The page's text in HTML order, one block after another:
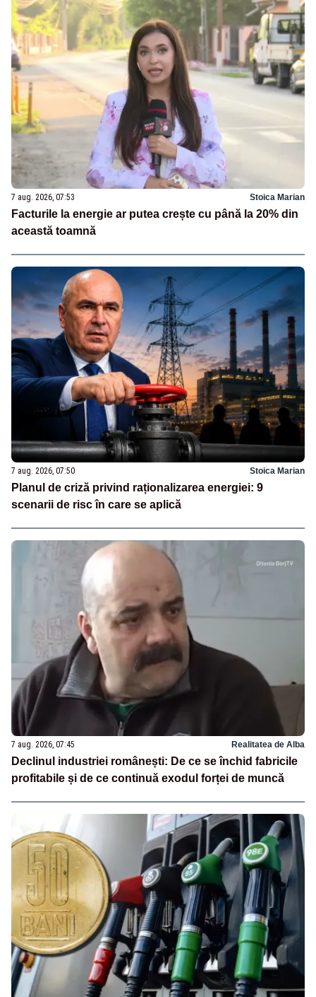
7 aug. 2026, 07:53 Stoica Marian
Facturile la energie ar putea crește cu până la 20% din
această toamnă
7 aug. 2026, 07:50 Stoica Marian
Planul de criză privind raționalizarea energiei: 9
scenarii de risc în care se aplică
7 aug. 2026, 07:45 Realitatea de Alba
Declinul industriei românești: De ce se închid fabricile
profitabile și de ce continuă exodul forței de muncă